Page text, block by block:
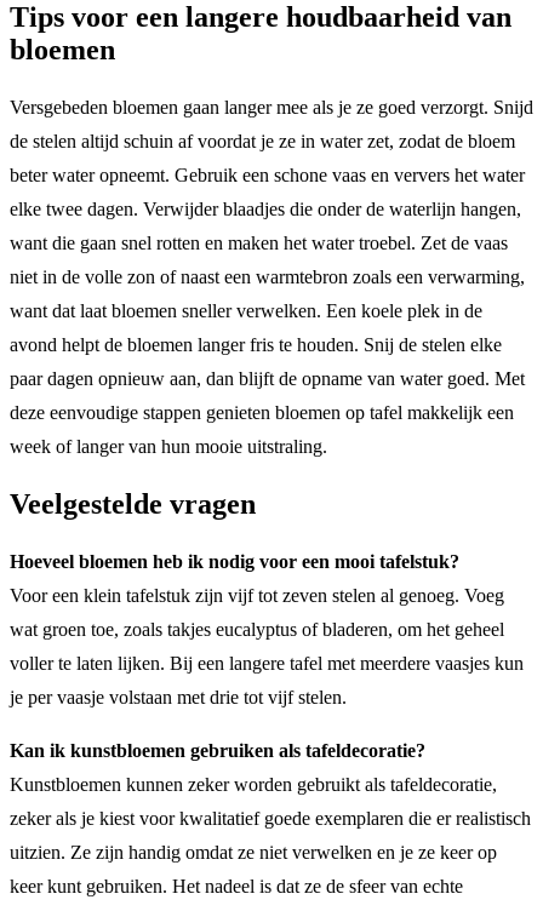
Tips voor een langere houdbaarheid van
bloemen
Versgebeden bloemen gaan langer mee als je ze goed verzorgt. Snijd
de stelen altijd schuin af voordat je ze in water zet, zodat de bloem
beter water opneemt. Gebruik een schone vaas en ververs het water
elke twee dagen. Verwijder blaadjes die onder de waterlijn hangen,
want die gaan snel rotten en maken het water troebel. Zet de vaas
niet in de volle zon of naast een warmtebron zoals een verwarming,
want dat laat bloemen sneller verwelken. Een koele plek in de
avond helpt de bloemen langer fris te houden. Snij de stelen elke
paar dagen opnieuw aan, dan blijft de opname van water goed. Met
deze eenvoudige stappen genieten bloemen op tafel makkelijk een
week of langer van hun mooie uitstraling.
Veelgestelde vragen
Hoeveel bloemen heb ik nodig voor een mooi tafelstuk?
Voor een klein tafelstuk zijn vijf tot zeven stelen al genoeg. Voeg
wat groen toe, zoals takjes eucalyptus of bladeren, om het geheel
voller te laten lijken. Bij een langere tafel met meerdere vaasjes kun
je per vaasje volstaan met drie tot vijf stelen.
Kan ik kunstbloemen gebruiken als tafeldecoratie?
Kunstbloemen kunnen zeker worden gebruikt als tafeldecoratie,
zeker als je kiest voor kwalitatief goede exemplaren die er realistisch
uitzien. Ze zijn handig omdat ze niet verwelken en je ze keer op
keer kunt gebruiken. Het nadeel is dat ze de sfeer van echte